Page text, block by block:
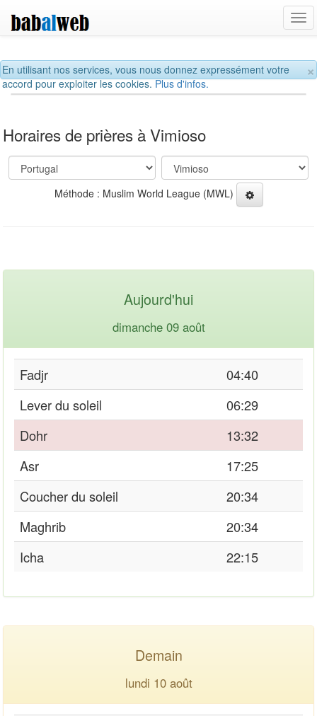
×
En utilisant nos services, vous nous donnez expressément votre
accord pour exploiter les cookies.Plus d'infos.
Horaires de prières à Vimioso
Méthode : Muslim World League (MWL)
Aujourd'hui
dimanche 09 août
Fadjr
04:40
Lever du soleil
06:29
Dohr
13:32
Asr
17:25
Coucher du soleil
20:34
Maghrib
20:34
Icha
22:15
Demain
lundi 10 août